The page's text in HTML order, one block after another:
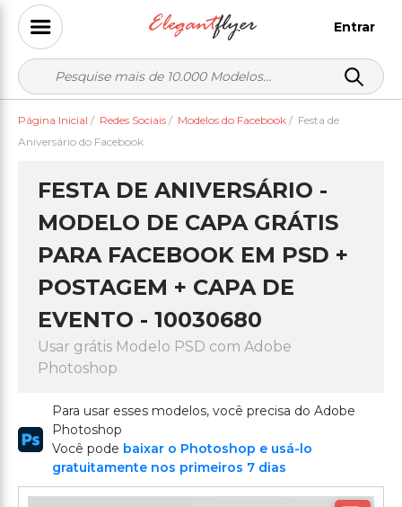
Entrar
Página Inicial / Redes Sociais / Modelos do Facebook / Festa de
Aniversário do Facebook
FESTA DE ANIVERSÁRIO -
MODELO DE CAPA GRÁTIS
PARA FACEBOOK EM PSD +
POSTAGEM + CAPA DE
EVENTO - 10030680
Usar grátis Modelo PSD com Adobe
Photoshop
Para usar esses modelos, você precisa do Adobe
Photoshop
Você pode baixar o Photoshop e usá-lo
gratuitamente nos primeiros 7 dias